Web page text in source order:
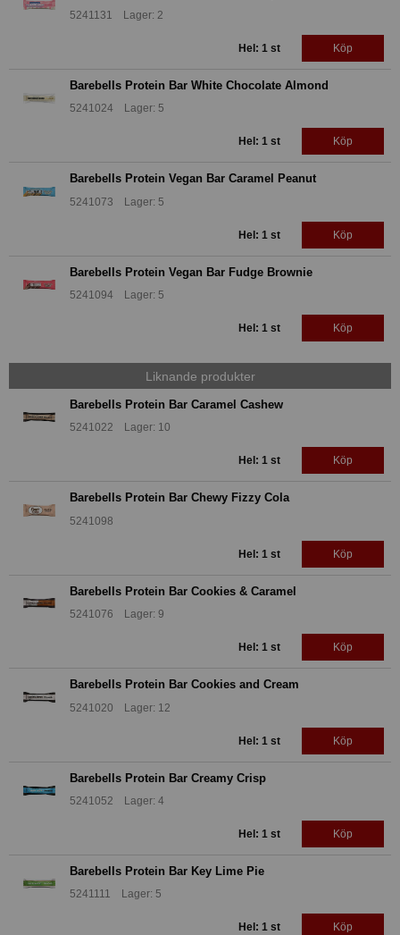
5241131 Lager: 2
Hel: 1 st Köp
Barebells Protein Bar White Chocolate Almond
5241024 Lager: 5
Hel: 1 st Köp
Barebells Protein Vegan Bar Caramel Peanut
5241073 Lager: 5
Hel: 1 st Köp
Barebells Protein Vegan Bar Fudge Brownie
5241094 Lager: 5
Hel: 1 st Köp
Liknande produkter
Barebells Protein Bar Caramel Cashew
5241022 Lager: 10
Hel: 1 st Köp
Barebells Protein Bar Chewy Fizzy Cola
5241098
Hel: 1 st Köp
Barebells Protein Bar Cookies & Caramel
5241076 Lager: 9
Hel: 1 st Köp
Barebells Protein Bar Cookies and Cream
5241020 Lager: 12
Hel: 1 st Köp
Barebells Protein Bar Creamy Crisp
5241052 Lager: 4
Hel: 1 st Köp
Barebells Protein Bar Key Lime Pie
5241111 Lager: 5
Hel: 1 st Köp